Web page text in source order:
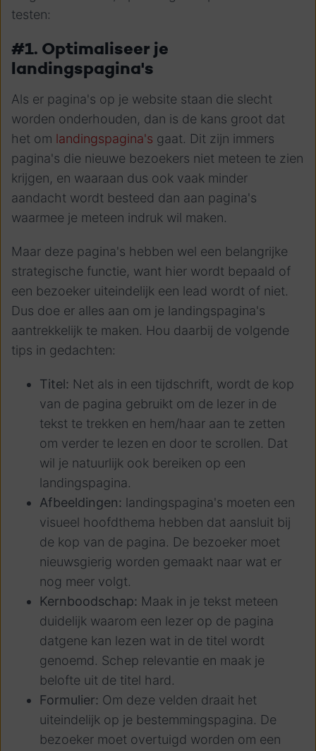
testen:
#1. Optimaliseer je
landingspagina's
Als er pagina's op je website staan die slecht
worden onderhouden, dan is de kans groot dat
het om landingspagina's gaat. Dit zijn immers
pagina's die nieuwe bezoekers niet meteen te zien
krijgen, en waaraan dus ook vaak minder
aandacht wordt besteed dan aan pagina's
waarmee je meteen indruk wil maken.
Maar deze pagina's hebben wel een belangrijke
strategische functie, want hier wordt bepaald of
een bezoeker uiteindelijk een lead wordt of niet.
Dus doe er alles aan om je landingspagina's
aantrekkelijk te maken. Hou daarbij de volgende
tips in gedachten:
Titel: Net als in een tijdschrift, wordt de kop
van de pagina gebruikt om de lezer in de
tekst te trekken en hem/haar aan te zetten
om verder te lezen en door te scrollen. Dat
wil je natuurlijk ook bereiken op een
landingspagina.
Afbeeldingen: landingspagina's moeten een
visueel hoofdthema hebben dat aansluit bij
de kop van de pagina. De bezoeker moet
nieuwsgierig worden gemaakt naar wat er
nog meer volgt.
Kernboodschap: Maak in je tekst meteen
duidelijk waarom een lezer op de pagina
datgene kan lezen wat in de titel wordt
genoemd. Schep relevantie en maak je
belofte uit de titel hard.
Formulier: Om deze velden draait het
uiteindelijk op je bestemmingspagina. De
bezoeker moet overtuigd worden om een